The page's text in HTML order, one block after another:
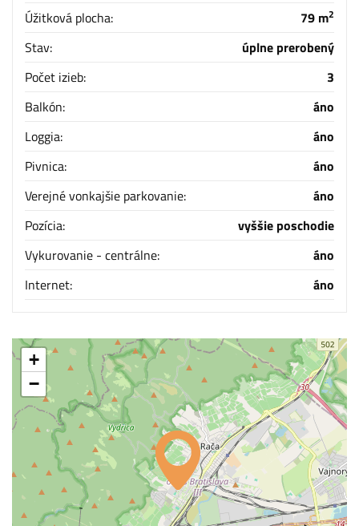
Úžitková plocha:
79 m2
Stav:
úplne prerobený
Počet izieb:
3
Balkón:
áno
Loggia:
áno
Pivnica:
áno
Verejné vonkajšie parkovanie:
áno
Pozícia:
vyššie poschodie
Vykurovanie - centrálne:
áno
Internet:
áno
+
−